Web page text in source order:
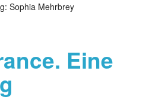
Sophia Mehrbrey
Eine